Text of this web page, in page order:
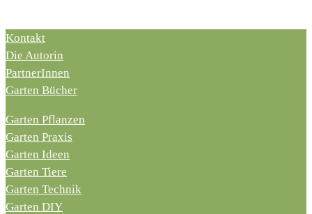
Kontakt
Die Autorin
PartnerInnen
Garten Bücher
Garten Pflanzen
Garten Praxis
Garten Ideen
Garten Tiere
Garten Technik
Garten DIY